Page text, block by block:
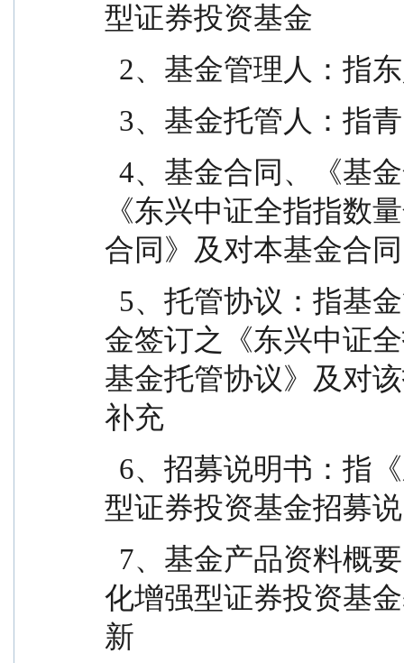
型证券投资基金
2、基金管理人：指
3、基金托管人：指
《东兴中证全指指数
合同》及对本基金合
金签订之《东兴中证
基金托管协议》及对
补充
型证券投资基金招募
化增强型证券投资基
新